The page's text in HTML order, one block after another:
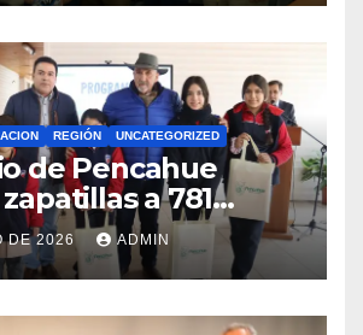
REGIÓN UNCATEGORIZED
de Pencahue
a 781
con recursos del
DE 2026 ADMIN